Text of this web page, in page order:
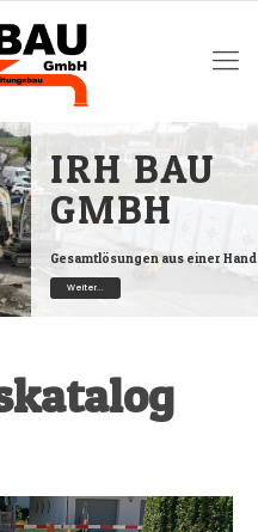
IRH BAU
GMBH
Gesamtlösungen aus einer
Weiter...